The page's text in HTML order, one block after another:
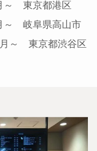
～ 東京都港区
～ 岐阜県高山市
～ 東京都渋谷区